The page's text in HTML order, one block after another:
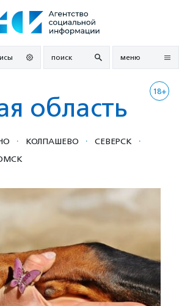
поиск меню
18+
область
· КОЛПАШЕВО · СЕВЕРСК ·